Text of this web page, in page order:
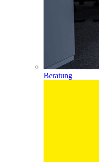
Beratung